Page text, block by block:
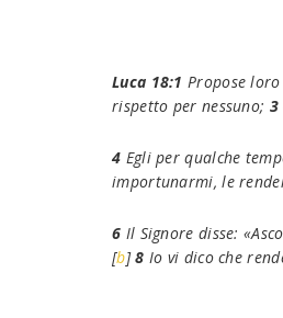
Luca 18:1 Propose
rispetto per nessuno; 3
4 Egli per qualche
importunarmi, le
6 Il Signore disse:
[b]8 Io vi dico che